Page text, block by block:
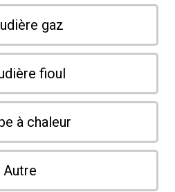
gaz
fioul
à chaleur
Autre